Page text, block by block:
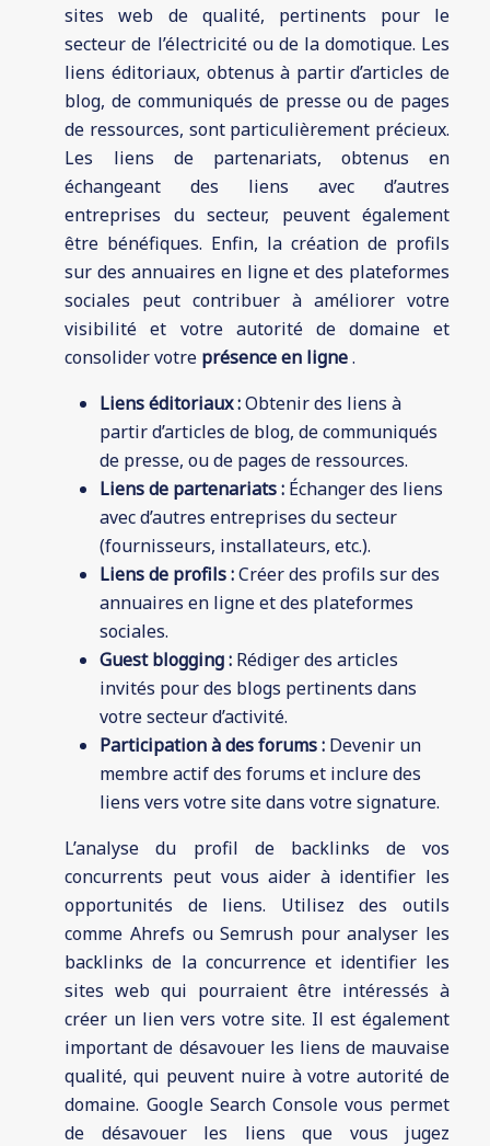
sites web de qualité, pertinents pour le
secteur de l’électricité ou de la domotique. Les
liens éditoriaux, obtenus à partir d’articles de
blog, de communiqués de presse ou de pages
de ressources, sont particulièrement précieux.
Les liens de partenariats, obtenus en
échangeant des liens avec d’autres
entreprises du secteur, peuvent également
être bénéfiques. Enfin, la création de profils
sur des annuaires en ligne et des plateformes
sociales peut contribuer à améliorer votre
visibilité et votre autorité de domaine et
consolider votre présence en ligne.
Liens éditoriaux :Obtenir des liens à
partir d’articles de blog, de communiqués
de presse, ou de pages de ressources.
Liens de partenariats : Échanger des liens
avec d’autres entreprises du secteur
(fournisseurs, installateurs, etc.).
Liens de profils :Créer des profils sur des
annuaires en ligne et des plateformes
sociales.
Guest blogging : Rédiger des articles
invités pour des blogs pertinents dans
votre secteur d’activité.
Participation à des forums : Devenir un
membre actif des forums et inclure des
liens vers votre site dans votre signature.
L’analyse du profil de backlinks de vos
concurrents peut vous aider à identifier les
opportunités de liens. Utilisez des outils
comme Ahrefs ou Semrush pour analyser les
backlinks de la concurrence et identifier les
sites web qui pourraient être intéressés à
créer un lien vers votre site. Il est également
important de désavouer les liens de mauvaise
qualité, qui peuvent nuire à votre autorité de
domaine. Google Search Console vous permet
de désavouer les liens que vous jugez